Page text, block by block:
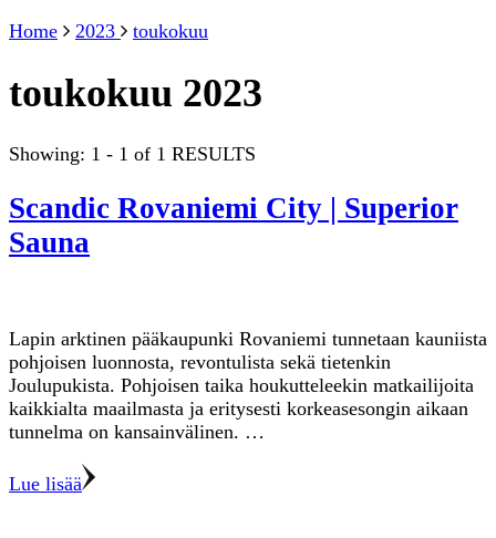
Home
2023 toukokuu
toukokuu 2023
Showing: 1 - 1 of 1 RESULTS
Scandic Rovaniemi City | Superior
Sauna
Lapin arktinen pääkaupunki Rovaniemi tunnetaan kauniista
pohjoisen luonnosta, revontulista sekä tietenkin
Joulupukista. Pohjoisen taika houkutteleekin matkailijoita
kaikkialta maailmasta ja eritysesti korkeasesongin aikaan
tunnelma on kansainvälinen. …
Lue lisää